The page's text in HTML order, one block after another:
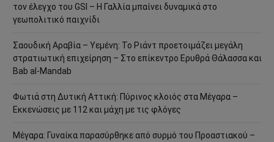
τον έλεγχο του GSI – Η Γαλλία μπαίνει δυναμικά στο
γεωπολιτικό παιχνίδι
Σαουδική Αραβία – Υεμένη: Το Ριάντ προετοιμάζει μεγάλη
στρατιωτική επιχείρηση – Στο επίκεντρο Ερυθρά Θάλασσα και
Bab al-Mandab
Φωτιά στη Δυτική Αττική: Πύρινος κλοιός στα Μέγαρα –
Εκκενώσεις με 112 και μάχη με τις φλόγες
Μέγαρα: Γυναίκα παρασύρθηκε από συρμό του Προαστιακού –